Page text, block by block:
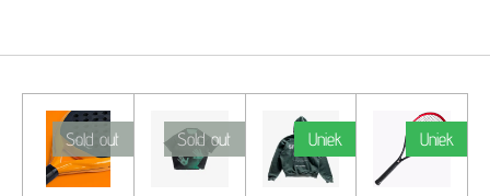
Sold out Sold out Uniek Uniek